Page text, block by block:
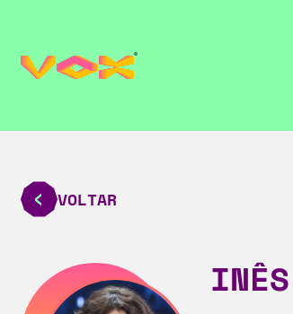
VOLTAR